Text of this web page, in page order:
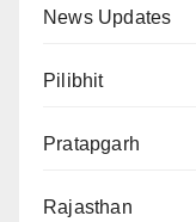
News Updates
Pilibhit
Pratapgarh
Rajasthan